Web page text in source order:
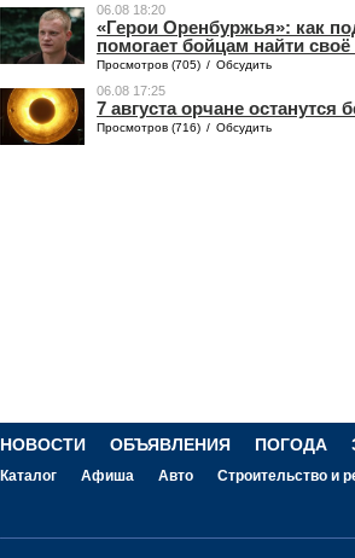
06.08 18:20
«Герои Оренбуржья»: как
помогает бойцам найти
Просмотров (705) / Обсудить
06.08 17:25
7 августа орчане останутся
Просмотров (716) / Обсудить
НОВОСТИ ОБЪЯВЛЕНИЯ ПОГОДА
Каталог Афиша Авто Строительство и